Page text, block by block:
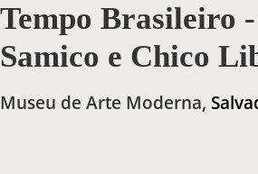
A Obra
Tempo Brasileiro
Samico e Chico
Museu de Arte Moderna,